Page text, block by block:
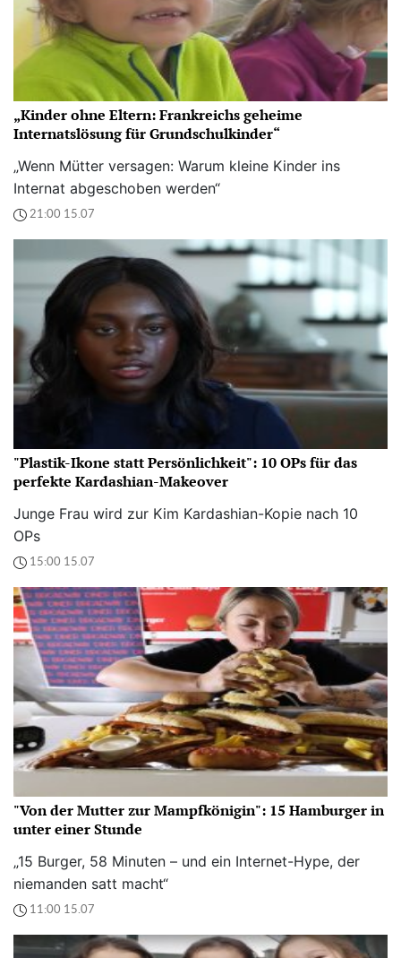
„Kinder ohne Eltern: Frankreichs geheime
Internatslösung für Grundschulkinder“
„Wenn Mütter versagen: Warum kleine Kinder ins
Internat abgeschoben werden“
21:00 15.07
"Plastik-Ikone statt Persönlichkeit": 10 OPs für das
perfekte Kardashian-Makeover
Junge Frau wird zur Kim Kardashian-Kopie nach 10
OPs
15:00 15.07
"Von der Mutter zur Mampfkönigin": 15 Hamburger in
unter einer Stunde
„15 Burger, 58 Minuten – und ein Internet-Hype, der
niemanden satt macht“
11:00 15.07